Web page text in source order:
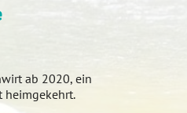
ab 2020, ein
heimgekehrt.